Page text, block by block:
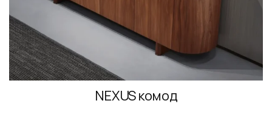
NEXUS комод